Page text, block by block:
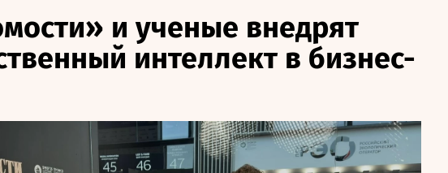
и ученые внедрят
интеллект в бизнес-